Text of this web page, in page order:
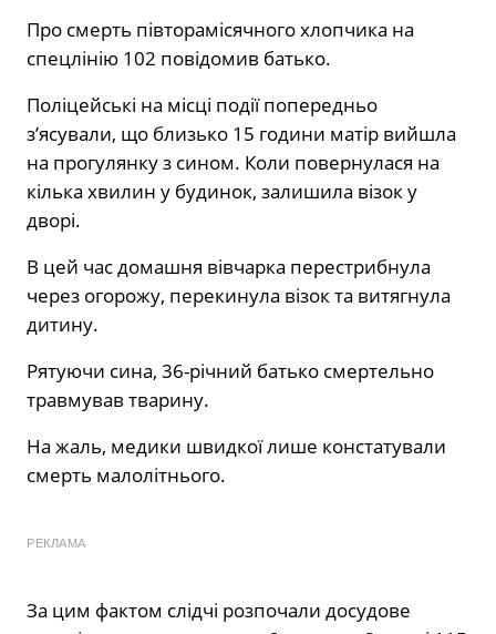
Про смерть півторамісячного хлопчика на
спецлінію 102 повідомив батько.
Поліцейські на місці події попередньо
з’ясували, що близько 15 години матір вийшла
на прогулянку з сином. Коли повернулася на
кілька хвилин у будинок, залишила візок у
дворі.
В цей час домашня вівчарка перестрибнула
через огорожу, перекинула візок та витягнула
дитину.
Рятуючи сина, 36-річний батько смертельно
травмував тварину.
На жаль, медики швидкої лише констатували
смерть малолітнього.
РЕКЛАМА
За цим фактом слідчі розпочали досудове